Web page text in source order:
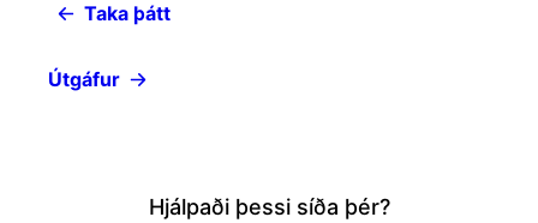
Taka þátt
Útgáfur
Hjálpaði þessi síða þér?